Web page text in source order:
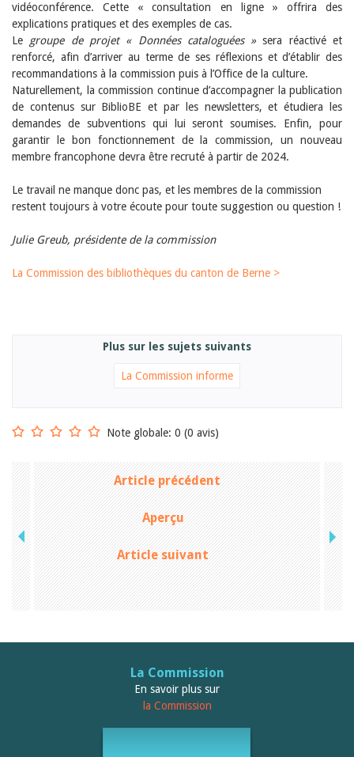
Juin 2025
Mars 2025
Février 2025
Janvier 2025
2024
2023
2021
2020
2019
2018
2016
2015
2013
vidéoconférence. Cette « consultation en ligne » offrira des
explications pratiques et des exemples de cas.
Le groupe de projet « Données cataloguées » sera réactivé et
renforcé, afin d’arriver au terme de ses réflexions et d’établir des
recommandations à la commission puis à l’Office de la culture.
Naturellement, la commission continue d’accompagner la publication
de contenus sur BiblioBE et par les newsletters, et étudiera les
demandes de subventions qui lui seront soumises. Enfin, pour
garantir le bon fonctionnement de la commission, un nouveau
membre francophone devra être recruté à partir de 2024.
Le travail ne manque donc pas, et les membres de la commission
restent toujours à votre écoute pour toute suggestion ou question !
Julie Greub, présidente​ de la commission
La Commission des bibliothèques du canton de Berne >
Plus sur les sujets suivants
La Commission informe
Note globale: 0 (0 avis)
Article précédent
Aperçu
Article suivant
La Commission
En savoir plus sur
la Commission